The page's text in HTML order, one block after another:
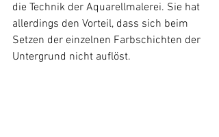
die Technik der Aquarellmalerei. Sie hat
allerdings den Vorteil, dass sich beim
Setzen der einzelnen Farbschichten der
Untergrund nicht auflöst.